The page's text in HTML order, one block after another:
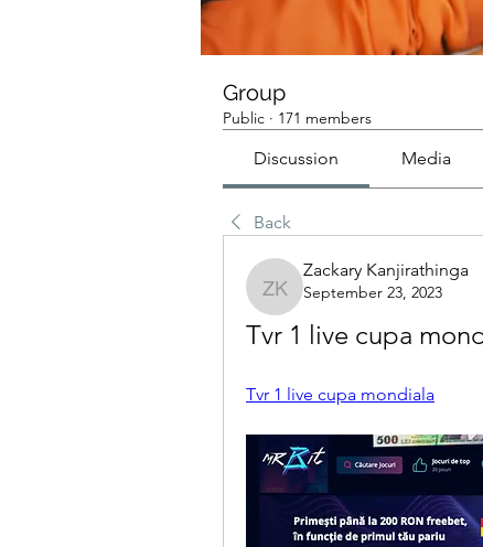
Group
Public · 171 members
Discussion Media
Back
Zackary Kanjirathinga
Zackary Kanjirathinga
September 23, 2023
Tvr 1 live cupa
Tvr 1 live cupa mondiala